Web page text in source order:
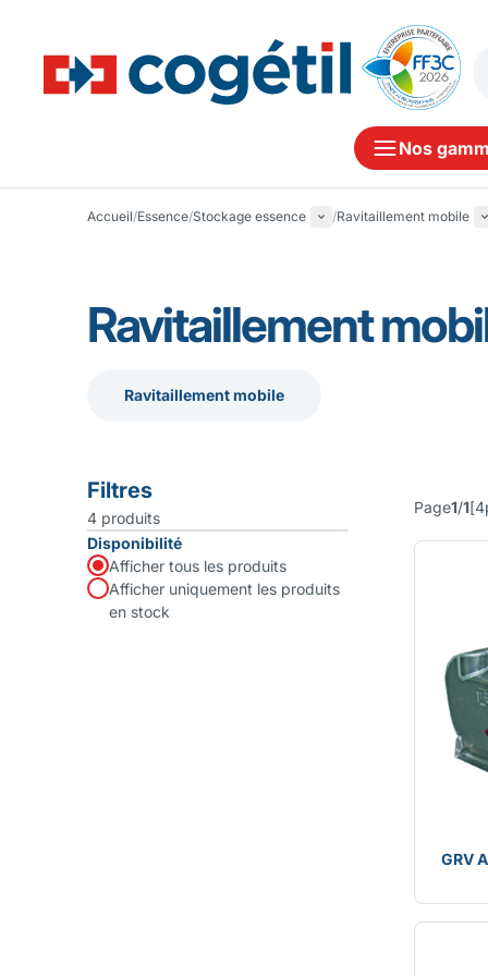
Nos
Accueil/Essence/Stockage essence /Ravitaillement mobile
Ravitaillement
Ravitaillement mobile
Filtres
4 produits
Disponibilité
Afficher tous les produits
Afficher uniquement les produits
en stock
Page1/1[4
GRV